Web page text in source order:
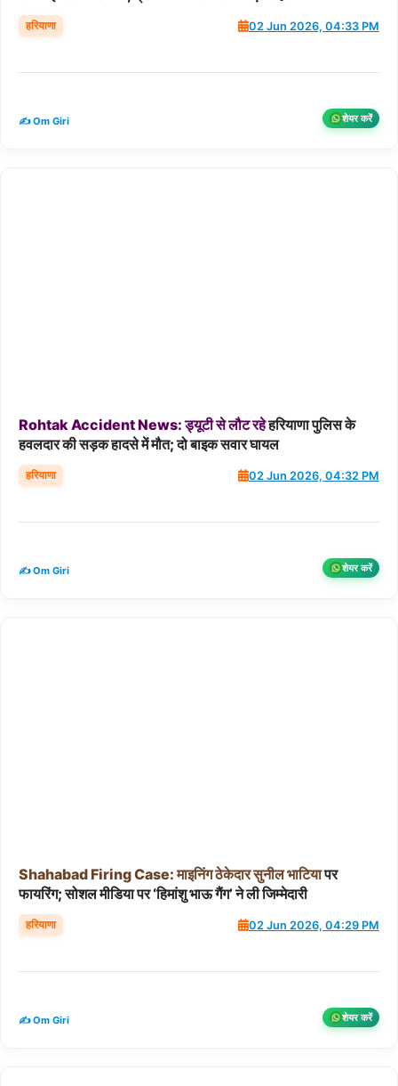
हरियाणा 02 Jun 2026, 04:33 PM
✍️ Om Giri शेयर करें
RohtakAccidentNews: ड्यूटीसेलौटरहेहरियाणा पुलिस के
हवलदार की सड़क हादसे में मौत; दो बाइक सवार घायल
हरियाणा 02 Jun 2026, 04:32 PM
✍️ Om Giri शेयर करें
ShahabadFiringCase: माइनिंगठेकेदारसुनीलभाटियापर
फायरिंग; सोशल मीडिया पर ‘हिमांशु भाऊ गैंग’ ने ली जिम्मेदारी
हरियाणा 02 Jun 2026, 04:29 PM
✍️ Om Giri शेयर करें